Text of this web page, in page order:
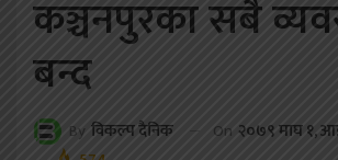
कञ्चनपुरका सबै
बन्द
By विकल्प दैनिक On २०७९ माघ १,